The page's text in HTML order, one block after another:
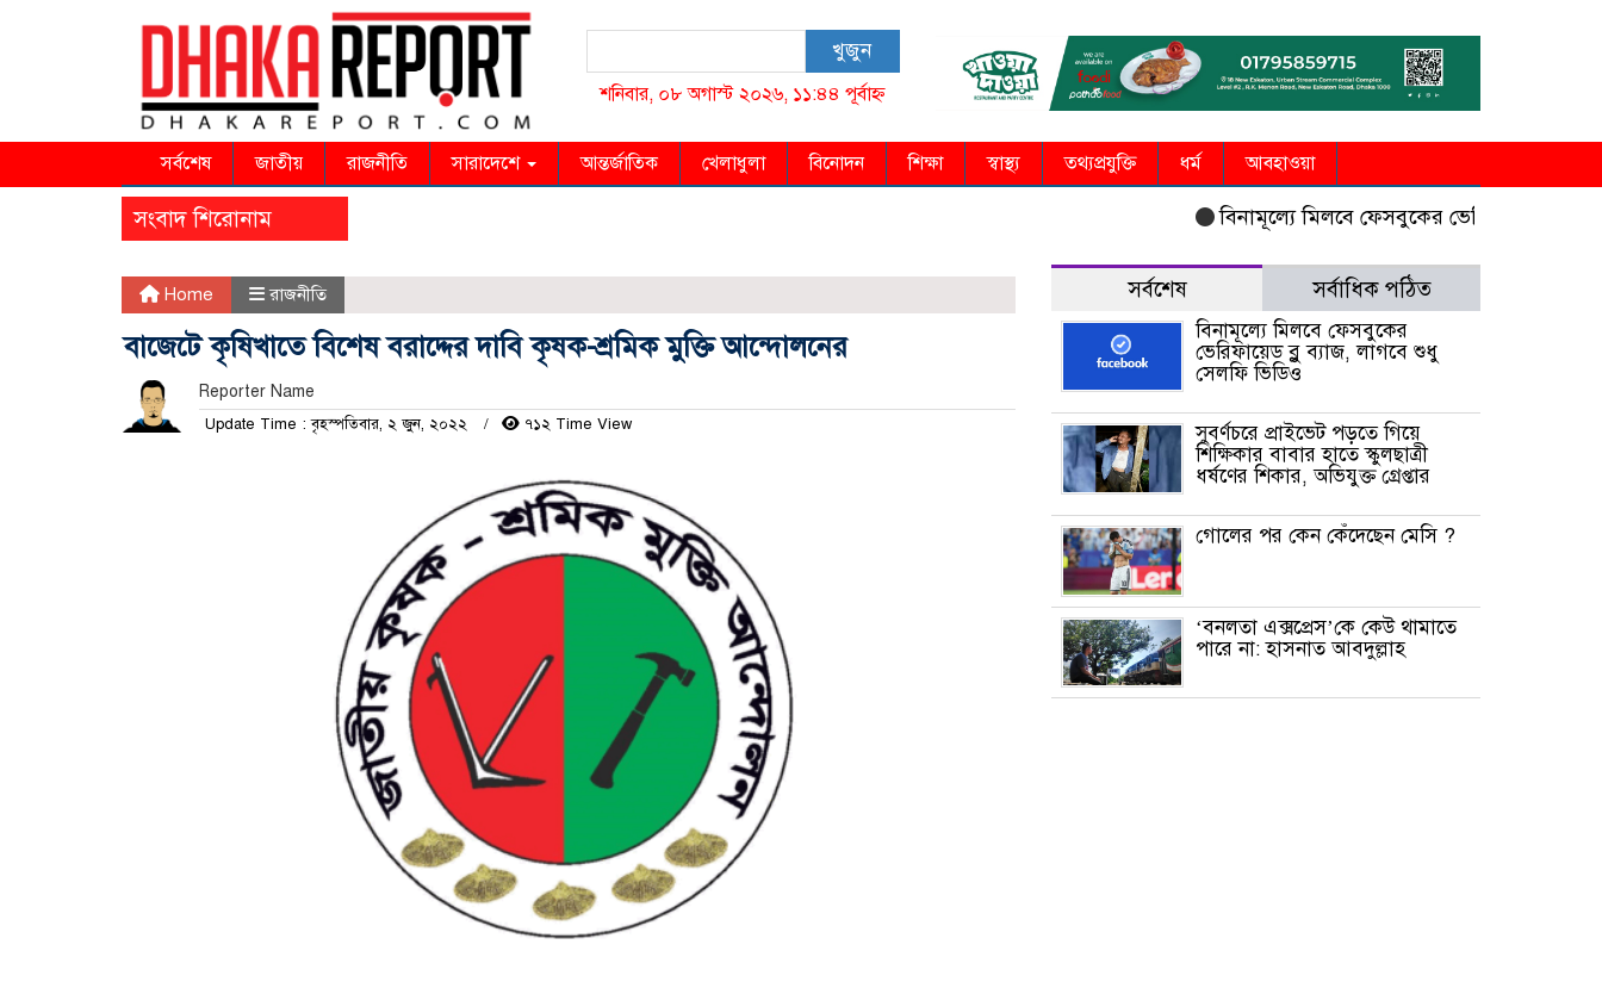
খুজুন
শনিবার, ০৮ অগাস্ট ২০২৬, ১১:৪৪ পূর্বাহ্ন
সর্বশেষ জাতীয় রাজনীতি সারাদেশে আন্তর্জাতিক খেলাধুলা বিনোদন শিক্ষা স্বাস্থ্য তথ্যপ্রযুক্তি ধর্ম আবহাওয়া
সংবাদ শিরোনাম বিনামূল্যে মিলবে ফেসবুকের ভেরিফায়েড ব্লু ব্যাজ,
Home রাজনীতি
বাজেটে কৃষিখাতে বিশেষ বরাদ্দের দাবি কৃষক-শ্রমিক মুক্তি আন্দোলনের
Reporter Name
Update Time : বৃহস্পতিবার, ২ জুন, ২০২২ ৭১২ Time View
সর্বশেষ সর্বাধিক পঠিত
বিনামূল্যে মিলবে ফেসবুকের
ভেরিফায়েড ব্লু ব্যাজ, লাগবে শুধু
সেলফি ভিডিও
সুবর্ণচরে প্রাইভেট পড়তে গিয়ে
শিক্ষিকার বাবার হাতে স্কুলছাত্রী
ধর্ষণের শিকার, অভিযুক্ত গ্রেপ্তার
গোলের পর কেন কেঁদেছেন মেসি ?
‘বনলতা এক্সপ্রেস’কে কেউ থামাতে
পারে না: হাসনাত আবদুল্লাহ